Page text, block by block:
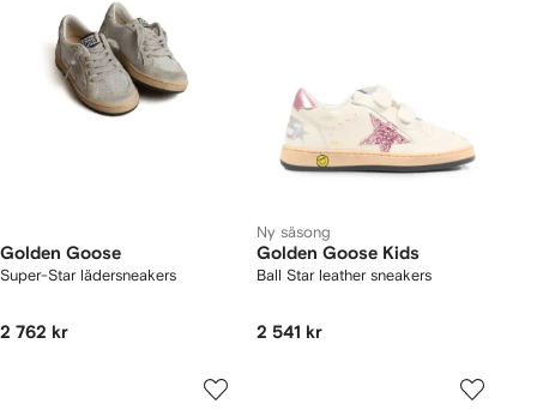
Golden Goose
Super-Star lädersneakers
2 762 kr
Ny säsong
Golden Goose Kids
Ball Star leather sneakers
2 541 kr